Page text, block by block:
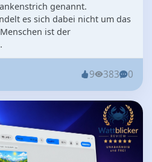
genannt.
es sich dabei nicht um das
ist der
9 383 0